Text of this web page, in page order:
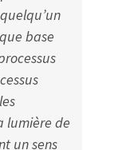
base
lumière de
un sens